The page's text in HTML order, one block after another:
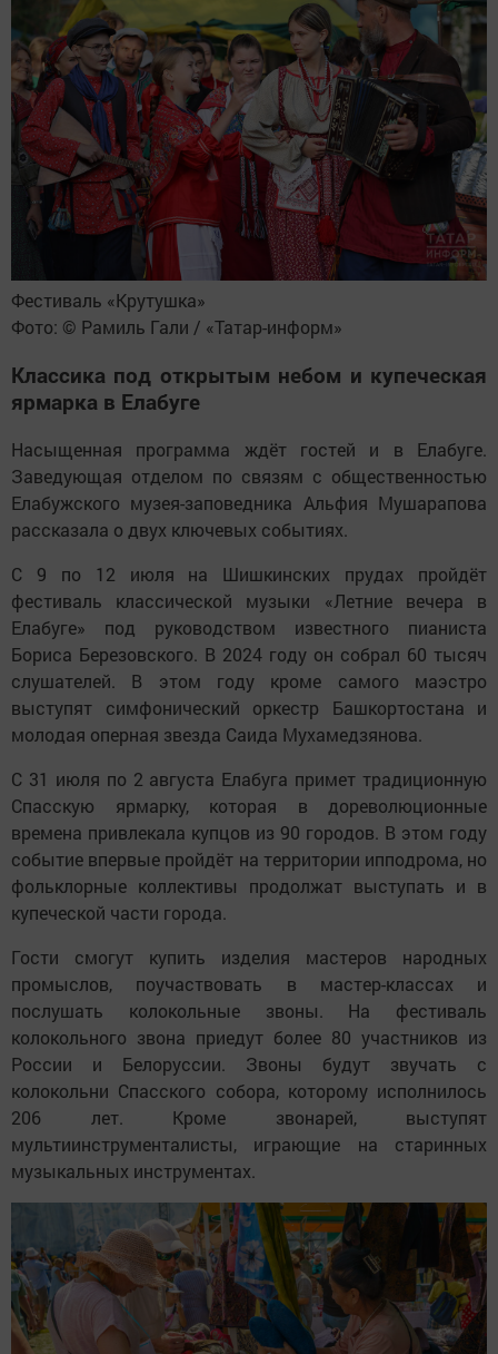
Фестиваль «Крутушка»
Фото: © Рамиль Гали / «Татар-информ»
Классика под открытым небом и купеческая
ярмарка в Елабуге
Насыщенная программа ждёт гостей и в Елабуге.
Заведующая отделом по связям с общественностью
Елабужского музея-заповедника Альфия Мушарапова
рассказала о двух ключевых событиях.
С 9 по 12 июля на Шишкинских прудах пройдёт
фестиваль классической музыки «Летние вечера в
Елабуге» под руководством известного пианиста
Бориса Березовского. В 2024 году он собрал 60 тысяч
слушателей. В этом году кроме самого маэстро
выступят симфонический оркестр Башкортостана и
молодая оперная звезда Саида Мухамедзянова.
С 31 июля по 2 августа Елабуга примет традиционную
Спасскую ярмарку, которая в дореволюционные
времена привлекала купцов из 90 городов. В этом году
событие впервые пройдёт на территории ипподрома, но
фольклорные коллективы продолжат выступать и в
купеческой части города.
Гости смогут купить изделия мастеров народных
промыслов, поучаствовать в мастер-классах и
послушать колокольные звоны. На фестиваль
колокольного звона приедут более 80 участников из
России и Белоруссии. Звоны будут звучать с
колокольни Спасского собора, которому исполнилось
206 лет. Кроме звонарей, выступят
мультиинструменталисты, играющие на старинных
музыкальных инструментах.